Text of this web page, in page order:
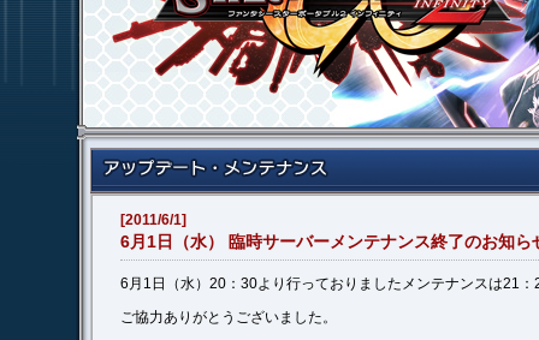
[2011/6/1]
6月1日（水） 臨時サーバーメンテナンス終了のお知ら
6月1日（水）20：30より行っておりましたメンテナンスは21
ご協力ありがとうございました。